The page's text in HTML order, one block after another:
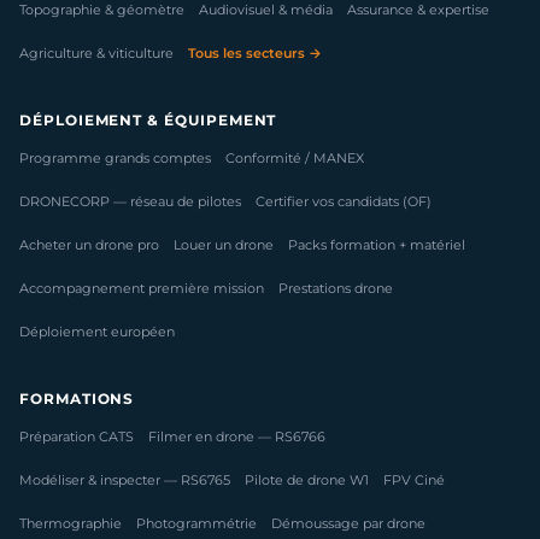
Topographie & géomètre Audiovisuel & média Assurance & expertise
Agriculture & viticulture Tous les secteurs →
DÉPLOIEMENT & ÉQUIPEMENT
Programme grands comptes Conformité / MANEX
DRONECORP — réseau de pilotes Certifier vos candidats (OF)
Acheter un drone pro Louer un drone Packs formation + matériel
Accompagnement première mission Prestations drone
Déploiement européen
FORMATIONS
Préparation CATS Filmer en drone — RS6766
Modéliser & inspecter — RS6765 Pilote de drone W1 FPV Ciné
Thermographie Photogrammétrie Démoussage par drone